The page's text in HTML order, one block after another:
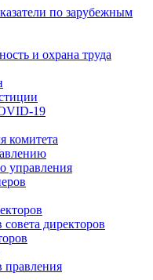
по зарубежным
и охрана труда
комитета
управления
директоров
правления